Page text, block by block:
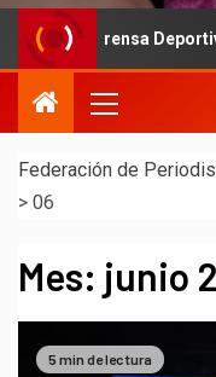
Deportiva de
Federación de
> 06
Mes: junio
5 min de lectura